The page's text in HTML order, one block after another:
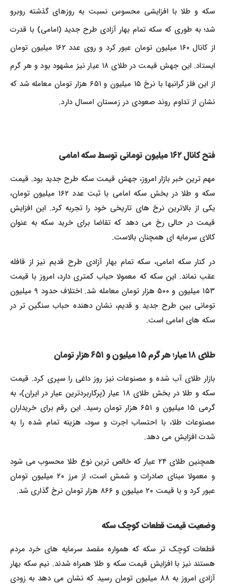
سکه و طلا با افزایشی محسوس نسبت به روزهای گذشته روبرو
شد؛ به طوری که سکه تمام بهار آزادی طرح جدید (امامی) با قدرت
از کانال ۱۶۰ میلیون تومان عبور کرد و روی عدد ۱۶۲ میلیون تومان
ایستاد. این جهش قیمت در طلای ۱۸ عیار نیز مشهود بود و هر گرم
از این فلز گرانبها با نرخ ۱۵ میلیون و ۶۵۱ هزار تومان معامله شد که
نشان از تداوم روند صعودی در زمستان امسال دارد.
فتح کانال ۱۶۲ میلیون تومانی توسط سکه امامی
مهم ترین خبر بازار امروز، جهش قیمت سکه طرح جدید بود. قیمت
سکه و طلا در بخش سکه امامی با ثبت عدد ۱۶۲ میلیون تومان،
یکی از بالاترین نرخ های تاریخی خود را تجربه کرد. این افزایش
قیمت در حالی رخ می دهد که تقاضا برای خرید سکه به عنوان
کالای سرمایه ای همچنان بالاست.
در کنار سکه امامی، سکه تمام بهار آزادی طرح قدیم نیز از قافله
عقب نماند. این سکه که معمولا حباب کمتری دارد، امروز با قیمت
۱۵۳ میلیون و ۵۰۰ هزار تومان معامله شد. اختلاف حدود ۹ میلیون
تومانی بین طرح جدید و قدیم، نشان دهنده حباب سنگین تر در
سکه های امامی است.
طلای ۱۸ عیار؛ هر گرم ۱۵ میلیون و ۶۵۱ هزار تومان
بازار طلای آب شده و مصنوعات نیز روز داغی را سپری کرد. قیمت
سکه و طلا در بخش طلای ۱۸ عیار (پرکاربردترین عیار در ایران)، به
گرمی ۱۵ میلیون و ۶۵۱ هزار تومان رسید. این رقم برای خریداران
مصنوعات طلا، با احتساب اجرت و سود، هزینه تمام شده را به
شدت افزایش می دهد.
همچنین طلای ۲۴ عیار که خالص ترین نوع طلا محسوب می شود
و معمولا مبنای صادرات و شمش است، از مرز ۲۰ میلیون تومان
عبور کرد و با قیمت ۲۰ میلیون و ۸۶۶ هزار تومان نرخ گذاری شد.
وضعیت قیمت قطعات کوچک سکه
قطعات کوچک تر سکه که همواره مقصد سرمایه های خرد مردم
هستند نیز با افزایش قیمت سکه و طلا همراه شدند. نیم سکه بهار
آزادی امروز به ۸۸ میلیون تومان رسید که نشان می دهد به زودی